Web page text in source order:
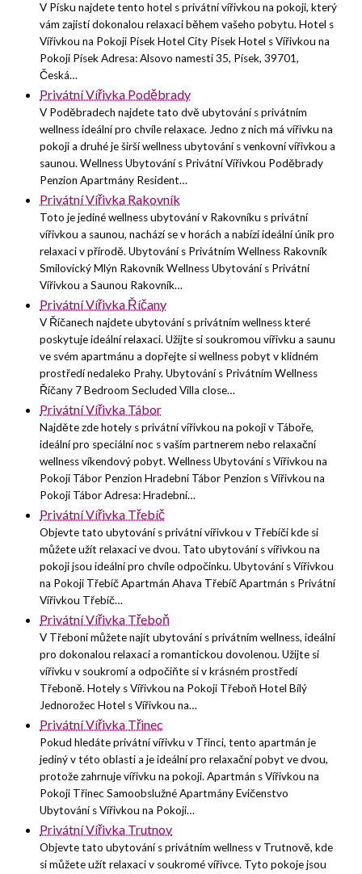
V Písku najdete tento hotel s privátní vířivkou na pokoji, který
vám zajistí dokonalou relaxaci během vašeho pobytu. Hotel s
Vířivkou na Pokoji Písek Hotel City Pisek Hotel s Vířivkou na
Pokoji Písek Adresa: Alsovo namesti 35, Písek, 39701,
Česká…
Privátní Vířivka Poděbrady
V Poděbradech najdete tato dvě ubytování s privátním
wellness ideální pro chvíle relaxace. Jedno z nich má vířivku na
pokoji a druhé je širší wellness ubytování s venkovní vířivkou a
saunou. Wellness Ubytování s Privátní Vířivkou Poděbrady
Penzion Apartmány Resident…
Privátní Vířivka Rakovník
Toto je jediné wellness ubytování v Rakovníku s privátní
vířivkou a saunou, nachází se v horách a nabízí ideální únik pro
relaxaci v přírodě. Ubytování s Privátním Wellness Rakovník
Smilovický Mlýn Rakovník Wellness Ubytování s Privátní
Vířivkou a Saunou Rakovník…
Privátní Vířivka Říčany
V Říčanech najdete ubytování s privátním wellness které
poskytuje ideální relaxaci. Užijte si soukromou vířivku a saunu
ve svém apartmánu a dopřejte si wellness pobyt v klidném
prostředí nedaleko Prahy. Ubytování s Privátním Wellness
Říčany 7 Bedroom Secluded Villa close…
Privátní Vířivka Tábor
Najděte zde hotely s privátní vířivkou na pokoji v Táboře,
ideální pro speciální noc s vaším partnerem nebo relaxační
wellness víkendový pobyt. Wellness Ubytování s Vířivkou na
Pokoji Tábor Penzion Hradební Tábor Penzion s Vířivkou na
Pokoji Tábor Adresa: Hradební…
Privátní Vířivka Třebíč
Objevte tato ubytování s privátní vířivkou v Třebíči kde si
můžete užít relaxaci ve dvou. Tato ubytování s vířivkou na
pokoji jsou ideální pro chvíle odpočinku. Ubytování s Vířivkou
na Pokoji Třebíč Apartmán Ahava Třebíč Apartmán s Privátní
Vířivkou Třebíč…
Privátní Vířivka Třeboň
V Třeboni můžete najít ubytování s privátním wellness, ideální
pro dokonalou relaxaci a romantickou dovolenou. Užijte si
vířivku v soukromí a odpočiňte si v krásném prostředí
Třeboně. Hotely s Vířivkou na Pokoji Třeboň Hotel Bílý
Jednorožec Hotel s Vířivkou na…
Privátní Vířivka Třinec
Pokud hledáte privátní vířivku v Třinci, tento apartmán je
jediný v této oblasti a je ideální pro relaxační pobyt ve dvou,
protože zahrnuje vířivku na pokoji. Apartmán s Vířivkou na
Pokoji Třinec Samoobslužné Apartmány Evičenstvo
Ubytování s Vířivkou na Pokoji…
Privátní Vířivka Trutnov
Objevte tato ubytování s privátním wellness v Trutnově, kde
si můžete užít relaxaci v soukromé vířivce. Tyto pokoje jsou